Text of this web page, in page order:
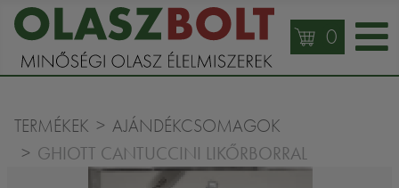
0
TERMÉKEK AJÁNDÉKCSOMAGOK
GHIOTT CANTUCCINI LIKŐRBORRAL